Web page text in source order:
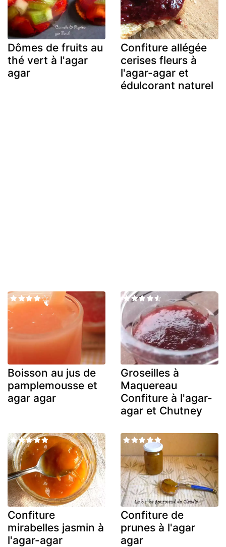
Dômes de fruits au
thé vert à l'agar
agar
Confiture allégée
cerises fleurs à
l'agar-agar et
édulcorant naturel
Boisson au jus de
pamplemousse et
agar agar
Groseilles à
Maquereau
Confiture à l'agar-
agar et Chutney
Confiture
mirabelles jasmin à
l'agar-agar
Confiture de
prunes à l'agar
agar